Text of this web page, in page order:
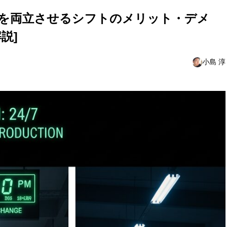
両立させるシフトのメリット・デメ
]
小島 淳